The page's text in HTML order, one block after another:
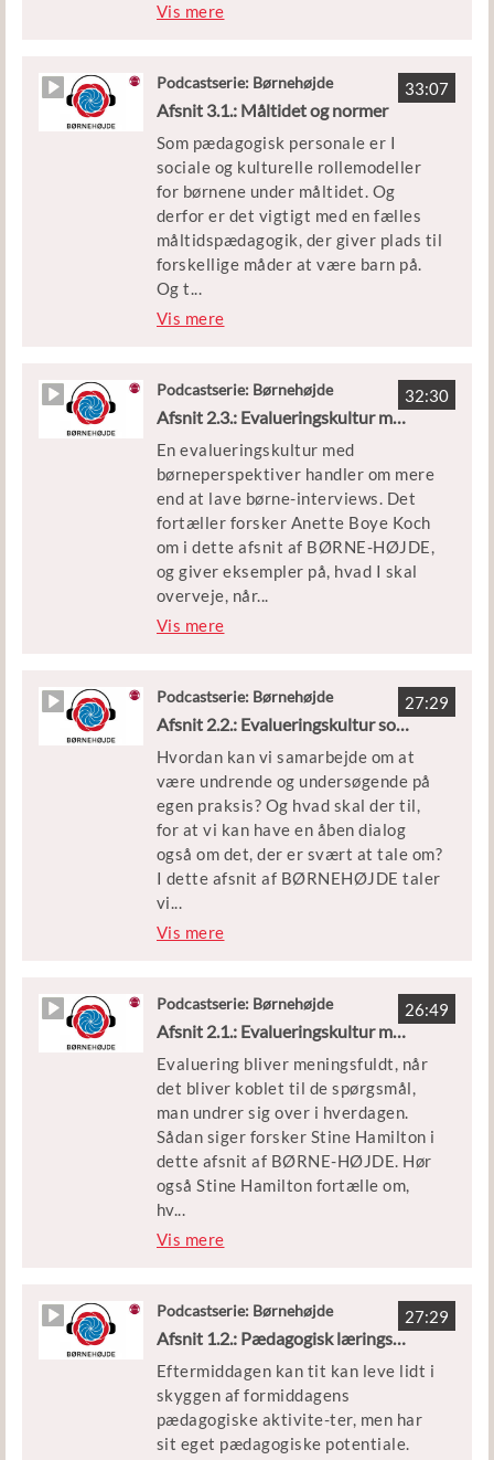
ykologisk med smag i dette afsnit af
hvordan de arbejder sammen med de
madprofessionelle i køkkenet om, at
spisesituationen er præget af både
tryghed og tillid og udforskning.
Medvirkende:
Karen Wistoft, professor på Aarhus
Universitet
Leder, personale og børn fra
Børnehuset Elverhøj i Ishøj
kommunikationsrådgiver
Vis mere
33:07
Podcastserie: Børnehøjde
Afsnit 3.1.: Måltidet og normer
Som pædagogisk personale er I
sociale og kulturelle rollemodeller
for børnene under måltidet. Og
derfor er det vigtigt med en fælles
måltidspædagogik, der giver plads til
forskellige måder at være barn på.
Og t...
il både Emma Gad og Pippi. Hvad det
BØRNEHØJDE. Ligesom vi har
besøgt Børnehuset Lupinmarken i
Viborg og hørt om, hvordan de
dagligt overvejer balancen mellem
dannelse og bespisning i deres
måltider.
Medvirkende
Stine Rosenlund, forsker ved
Roskilde Universitet
Leder, personale og børn fra
Vært
Trine Beckett, journalist og
kommunikationsrådgiver
Vis mere
32:30
Podcastserie: Børnehøjde
Afsnit 2.3.: Evalueringskultur med børneperspektiver
En evalueringskultur med
børneperspektiver handler om mere
end at lave børne-interviews. Det
fortæller forsker Anette Boye Koch
om i dette afsnit af BØRNE-HØJDE,
og giver eksempler på, hvad I skal
overveje, når...
I inddrager børnenes per-spektiver.
Rundhøj fortælle om, hvordan
pædagogiske aktivi-teter og lege,
som fx ”jobsamtalen” blev skabt og
udviklet på børnenes initiativ og i
dag spiller ind i Rundhøjs
evalueringskultur.
Medvirkende:
Anette Boye Koch, docent og lektor
ved VIA University College
Leder, personale og børn fra
Vært
Trine Beckett, journalist og
kommunikationsrådgiver
Vis mere
27:29
Podcastserie: Børnehøjde
Afsnit 2.2.: Evalueringskultur som samarbejdskultur
Hvordan kan vi samarbejde om at
være undrende og undersøgende på
egen praksis? Og hvad skal der til,
for at vi kan have en åben dialog
også om det, der er svært at tale om?
I dette afsnit af BØRNEHØJDE taler
vi...
med forsker Ane Qvor-trup om,
bejde, kan være med til at flytte
fokus fra fejl til fælles udvikling.
Vi hører også om, hvordan
børnehuset Hyldegården i Gladsaxe
har arbejdet med at udvikle deres
samarbejde, så det er trygt at tale
om pædagogisk praksis, også når
tingene ikke går helt som planlagt.
Medvirkende:
Leder, personale og børn fra
Børnehuset Hyldegården i Gladsaxe
Vært
Trine Beckett, journalist og
kommunikationsrådgiver
Vis mere
26:49
Podcastserie: Børnehøjde
Afsnit 2.1.: Evalueringskultur med mål og mening
Evaluering bliver meningsfuldt, når
det bliver koblet til de spørgsmål,
man undrer sig over i hverdagen.
Sådan siger forsker Stine Hamilton i
dette afsnit af BØRNE-HØJDE. Hør
også Stine Hamilton fortælle om,
hv...
ordan I kan arbejde med evalue-
pædagogiske læ-ringsmiljø.
Vi besøger også dagplejen i
Odsherred, der ved at filme og
evaluere garderobesi-tuationen har
fået øje på, hvordan de bedre kan
understøtte børns deltagelses-
Vis mere
27:29
Podcastserie: Børnehøjde
Afsnit 1.2.: Pædagogisk læringsmiljø i ydertimerne om eftermiddagen
Eftermiddagen kan tit kan leve lidt i
skyggen af formiddagens
pædagogiske aktivite-ter, men har
sit eget pædagogiske potentiale.